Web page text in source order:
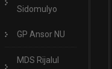
Sidomulyo
GP Ansor NU
MDS Rijalul